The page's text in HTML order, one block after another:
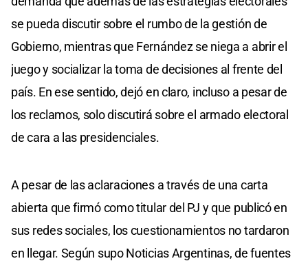
se pueda discutir sobre el rumbo de la gestión de
Gobierno, mientras que Fernández se niega a abrir el
juego y socializar la toma de decisiones al frente del
país. En ese sentido, dejó en claro, incluso a pesar de
los reclamos, solo discutirá sobre el armado electoral
de cara a las presidenciales.
A pesar de las aclaraciones a través de una carta
abierta que firmó como titular del PJ y que publicó en
sus redes sociales, los cuestionamientos no tardaron
en llegar. Según supo Noticias Argentinas, de fuentes